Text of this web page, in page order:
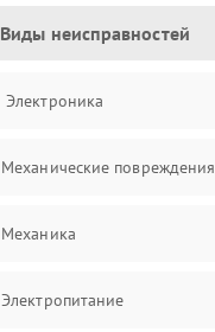
Виды неисправностей
Электроника
Механические повреждения
Механика
Электропитание